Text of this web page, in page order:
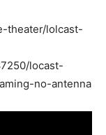
theater/lolcast-
locast-
no-antenna